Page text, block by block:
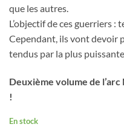
que les autres.
L’objectif de ces guerriers :
Cependant, ils vont devoir
tendus par la plus
Deuxième volume de l’arc
!
En stock